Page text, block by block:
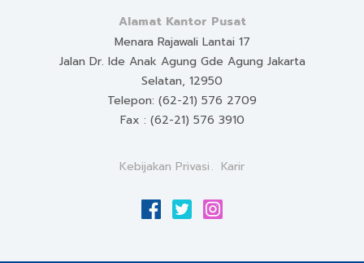
Alamat Kantor Pusat
Menara Rajawali Lantai 17
Jalan Dr. Ide Anak Agung Gde Agung Jakarta
Selatan, 12950
Telepon: (62-21) 576 2709
Fax : (62-21) 576 3910
Kebijakan Privasi Karir